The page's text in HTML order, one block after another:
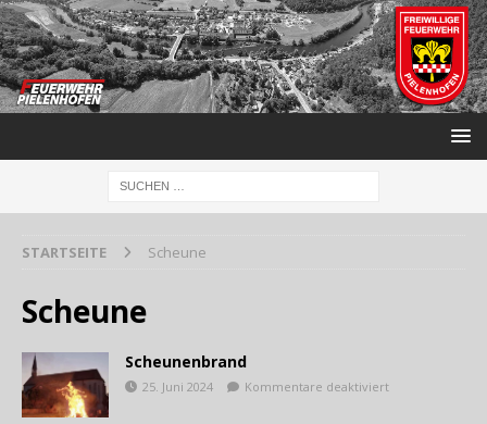
STARTSEITE Scheune
Scheune
Scheunenbrand
25. Juni 2024 Kommentare deaktiviert